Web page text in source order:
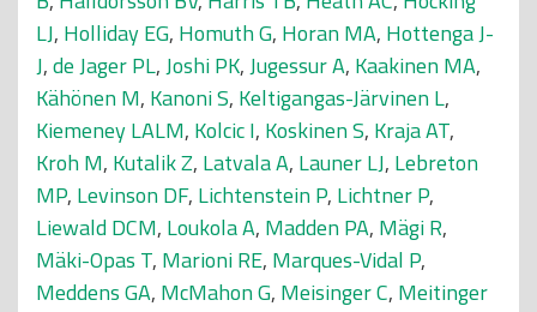
LJ, Holliday EG, Homuth G, Horan MA, Hottenga J-
J,de Jager PL,Joshi PK,Jugessur A, Kaakinen MA,
Kähönen M, Kanoni S, Keltigangas-Järvinen L,
Kiemeney LALM, Kolcic I, Koskinen S, Kraja AT,
Kroh M, Kutalik Z, Latvala A, Launer LJ, Lebreton
MP, Levinson DF, Lichtenstein P, Lichtner P,
Liewald DCM, Loukola A, Madden PA, Mägi R,
Mäki-Opas T, Marioni RE, Marques-Vidal P,
Meddens GA, McMahon G, Meisinger C, Meitinger